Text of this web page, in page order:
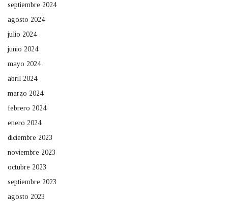
septiembre 2024
agosto 2024
julio 2024
junio 2024
mayo 2024
abril 2024
marzo 2024
febrero 2024
enero 2024
diciembre 2023
noviembre 2023
octubre 2023
septiembre 2023
agosto 2023